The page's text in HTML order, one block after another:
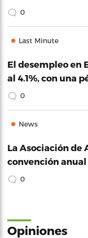
0
Last Minute
El desempleo en
al 4.1%, con una
0
News
La Asociación de
convención anual
0
Opiniones